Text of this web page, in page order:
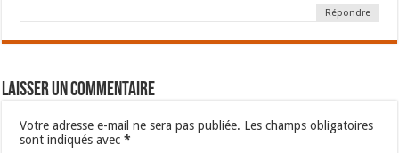
Répondre
Laisser un commentaire
Votre adresse e-mail ne sera pas publiée. Les champs obligatoires
sont indiqués avec*